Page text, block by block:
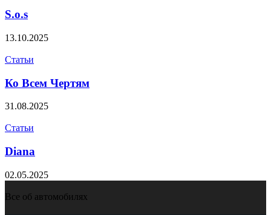
S.o.s
13.10.2025
Статьи
Ко Всем Чертям
31.08.2025
Статьи
Diana
02.05.2025
Все об автомобилях